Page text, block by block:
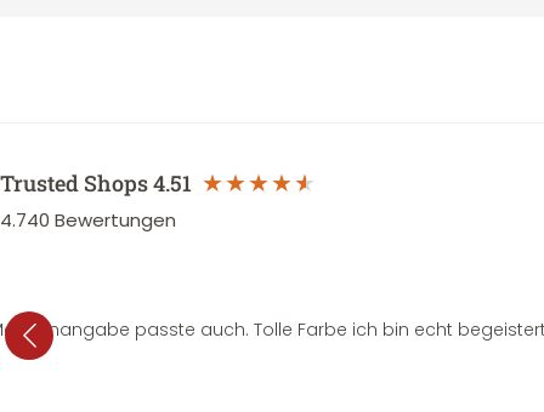
Trusted Shops4.51
4.740 Bewertungen
passte auch. Tolle Farbe ich bin echt